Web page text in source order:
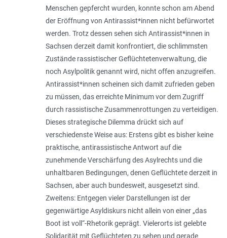
Menschen gepfercht wurden, konnte schon am Abend
der Eröffnung von Antirassist*innen nicht befürwortet
werden. Trotz dessen sehen sich Antirassist*innen in
Sachsen der­zeit damit konfrontiert, die schlimmsten
Zustände rassistischer Geflüchtetenverwaltung, die
noch Asylpolitik genannt wird, nicht offen anzugreifen.
Antirassist*innen scheinen sich damit zufrieden geben
zu müssen, das erreichte Minimum vor dem Zugriff
durch rassistische Zusammenrottungen zu verteidigen.
Dieses strategische Dilemma drückt sich auf
verschiedenste Weise aus: Erstens gibt es bisher keine
praktische, antirassistische Antwort auf die
zunehmende Verschärfung des Asylrechts und die
unhaltbaren Bedingungen, denen Geflüchtete derzeit in
Sachsen, aber auch bundesweit, ausgesetzt sind.
Zweitens: Entgegen vieler Darstellungen ist der
gegenwärtige Asyldiskurs nicht allein von einer „das
Boot ist voll“-Rhetorik geprägt. Vieler­orts ist gelebte
Solidarität mit Geflüchteten zu sehen und gerade